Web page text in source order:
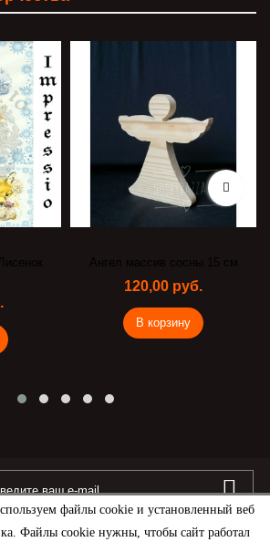
файлы cookie и установленный веб
Файлы cookie нужны, чтобы сайт работал
Ангел массив сосны 15 см
120,00 руб.
В корзину